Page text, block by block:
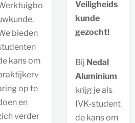
bieden
kans om
op te
en
verder
Veiligheids
kunde
gezocht!
Bij Nedal
Aluminium
krijg je als
IVK-student
de kans om